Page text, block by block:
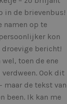
in de brievenbus!
namen op te
kon
droevige bericht!
toen de ene
Ook dit
maar de tekst van
been. Ik kan me